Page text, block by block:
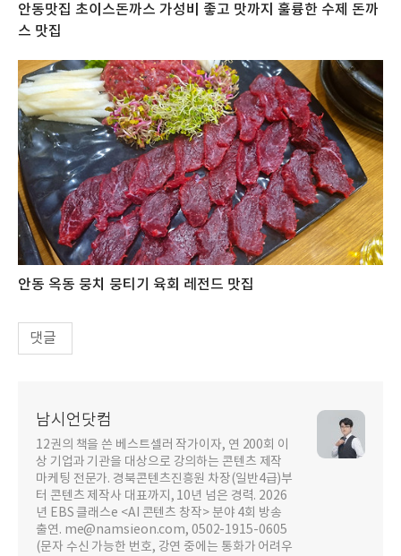
안동맛집 초이스돈까스 가성비 좋고 맛까지 훌륭한 수제 돈까
스 맛집
안동 옥동 뭉치 뭉티기 육회 레전드 맛집
댓글
남시언닷컴
12권의 책을 쓴 베스트셀러 작가이자, 연 200회 이
상 기업과 기관을 대상으로 강의하는 콘텐츠 제작
마케팅 전문가. 경북콘텐츠진흥원 차장(일반4급)부
터 콘텐츠 제작사 대표까지, 10년 넘은 경력. 2026
년 EBS 클래스e <AI 콘텐츠 창작> 분야 4회 방송
출연. me@namsieon.com, 0502-1915-0605
(문자 수신 가능한 번호, 강연 중에는 통화가 어려우